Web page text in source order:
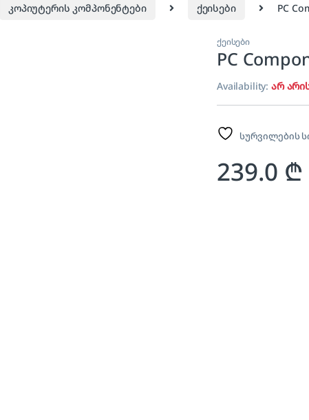
კოპიუტერის კომპონენტები ქეისები PC
ქეისები
PC
Availability:არ
სურვილების
239.0 ₾